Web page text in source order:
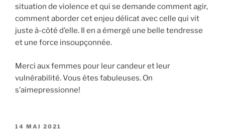
situation de violence et qui se demande comment agir,
comment aborder cet enjeu délicat avec celle qui vit
juste à-côté d’elle. Il en a émergé une belle tendresse
et une force insoupçonnée.
Merci aux femmes pour leur candeur et leur
vulnérabilité. Vous êtes fabuleuses. On
s’aimepressionne!
PUBLIÉ
14 MAI 2021